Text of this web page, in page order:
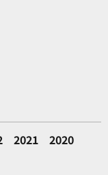
2021
2020